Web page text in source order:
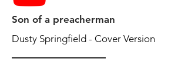
Son of a preacherman
Dusty Springfield - Cover Version